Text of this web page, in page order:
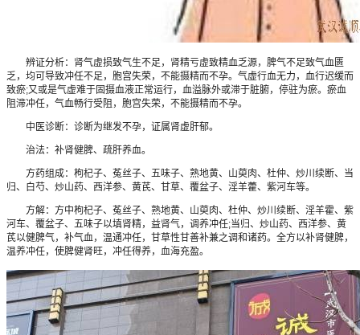
辨证分析：肾气虚损致气生不足，肾精亏虚致精血乏源，脾气不足致气血匮
乏，均可导致冲任不足，胞宫失荣，不能摄精而不孕。气虚行血无力，血行迟缓而
致瘀;又或是气虚难于固摄血液正常运行，血溢脉外或滞于脏腑，停驻为瘀。瘀血
阻滞冲任，气血畅行受阻，胞宫失荣，不能摄精而不孕。
中医诊断：诊断为继发不孕，证属肾虚肝郁。
治法：补肾健脾、疏肝养血。
方药组成：枸杞子、菟丝子、五味子、熟地黄、山萸肉、杜仲、炒川续断、当
归、白芍、炒山药、西洋参、黄芪、甘草、覆盆子、淫羊藿、紫河车等。
方解：方中枸杞子、菟丝子、熟地黄、山萸肉、杜仲、炒川续断、淫羊霍、紫
河车、覆盆子、五味子以填肾精，益肾气，调养冲任;当归、炒山药、西洋参、黄
芪以健脾气，补气血，温通冲任，甘草性甘善补兼之调和诸药。全方以补肾健脾，
温养冲任，使脾健肾旺，冲任得养，血海充盈。